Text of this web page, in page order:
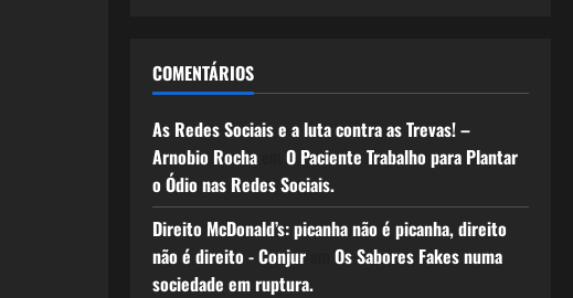
COMENTÁRIOS
As Redes Sociais e a luta contra as Trevas! –
Arnobio Rochaem O Paciente Trabalho para Plantar
o Ódio nas Redes Sociais.
Direito McDonald’s: picanha não é picanha, direito
não é direito - Conjurem Os Sabores Fakes numa
sociedade em ruptura.